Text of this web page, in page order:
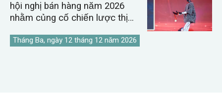
hội nghị bán hàng năm 2026
nhằm củng cố chiến lược thị
Tháng Ba, ngày 12 tháng 12 năm 2026